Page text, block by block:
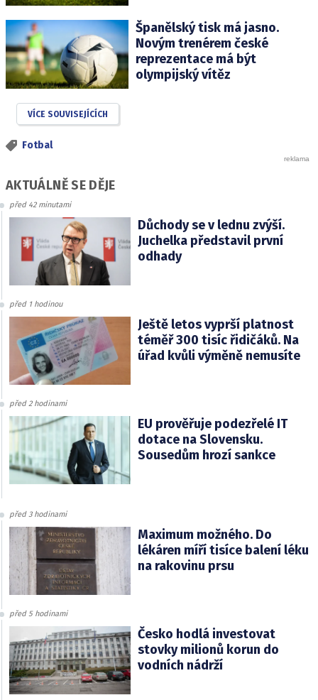
Španělský tisk má jasno.
Novým trenérem české
reprezentace má být
olympijský vítěz
VÍCE SOUVISEJÍCÍCH
Fotbal
AKTUÁLNĚ SE DĚJE
před 42 minutami
Důchody se v lednu zvýší.
Juchelka představil první
odhady
před 1 hodinou
Ještě letos vyprší platnost
téměř 300 tisíc řidičáků. Na
úřad kvůli výměně nemusíte
před 2 hodinami
EU prověřuje podezřelé IT
dotace na Slovensku.
Sousedům hrozí sankce
před 3 hodinami
Maximum možného. Do
lékáren míří tisíce balení léku
na rakovinu prsu
před 5 hodinami
Česko hodlá investovat
stovky milionů korun do
vodních nádrží